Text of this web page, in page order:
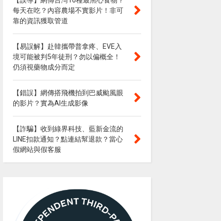
每天在吃？內容農場不實影片！非可
靠的資訊獲取管道
【易誤解】赴韓攜帶普拿疼、EVE入
境可能被判5年徒刑？勿以偏概全！
仍須視藥物成分而定
【錯誤】網傳搭飛機拍到巴威颱風眼
的影片？實為AI生成影像
【詐騙】收到綠界科技、藍新金流的
LINE扣款通知？點連結幫退款？當心
假網站與假客服